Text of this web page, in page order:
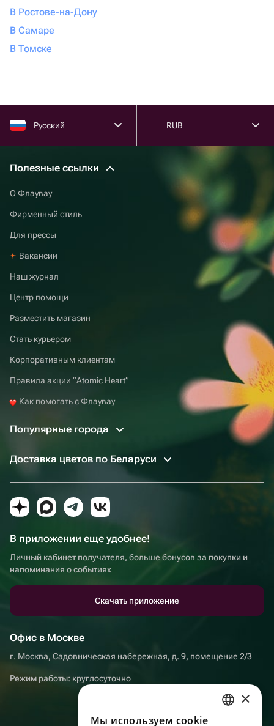
В Ростове-на-Дону
В Самаре
В Томске
Русский RUB
Полезные ссылки
О Флаувау
Фирменный стиль
Для прессы
Вакансии
Наш журнал
Центр помощи
Разместить магазин
Стать курьером
Корпоративным клиентам
Правила акции “Atomic Heart”
Как помогать с Флаувау
Популярные города
Доставка цветов по Беларуси
В приложении еще удобнее!
Личный кабинет получателя, больше бонусов за покупки и
напоминания о событиях
Скачать приложение
Офис в Москве
г. Москва, Садовническая набережная, д. 9, помещение 2/3
Режим работы: круглосуточно
×
Мы используем сookie